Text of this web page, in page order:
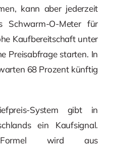
kann aber jederzeit
Schwarm-O-Meter für
Kaufbereitschaft unter
Preisabfrage starten. In
68 Prozent künftig
System gibt in
ein Kaufsignal.
wird aus